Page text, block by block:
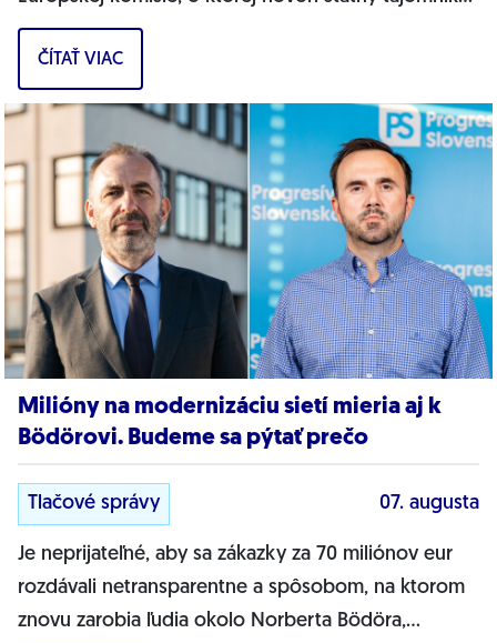
MŽP Filip Kuffa. Môžem jednoznačne...
ČÍTAŤ VIAC
Milióny na modernizáciu sietí mieria aj k
Bödörovi. Budeme sa pýtať prečo
Tlačové správy 07. augusta
Je neprijateľné, aby sa zákazky za 70 miliónov eur
rozdávali netransparentne a spôsobom, na ktorom
znovu zarobia ľudia okolo Norberta Bödöra,